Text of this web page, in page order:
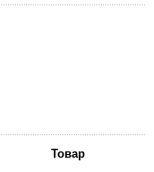
Товар